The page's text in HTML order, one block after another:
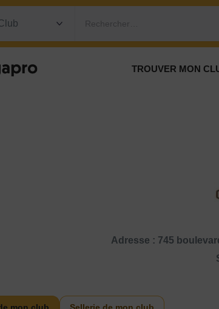
Rechercher…
TROUVER MON
Adresse : 745